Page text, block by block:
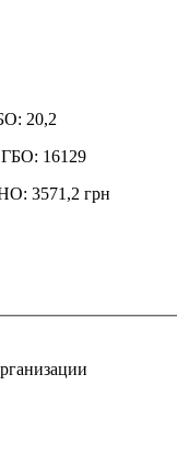
20,2
ГБО: 16129
3571,2 грн